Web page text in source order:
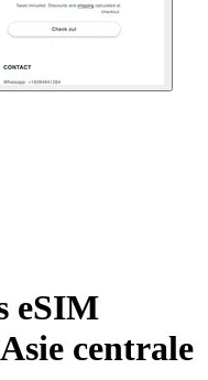
eSIM
centrale